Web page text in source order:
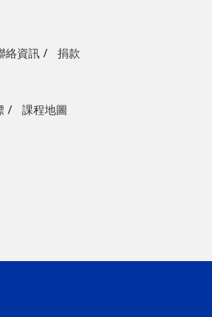
絡資訊 捐款
課程地圖